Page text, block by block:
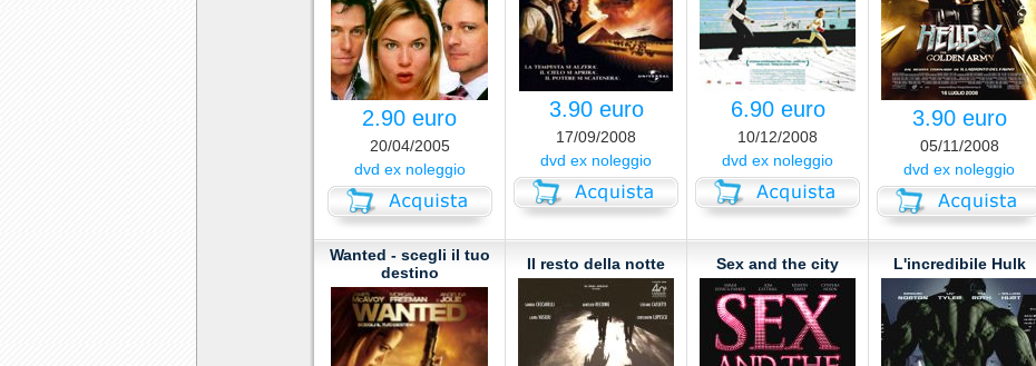
2.90 euro
20/04/2005
dvd ex noleggio
3.90 euro
17/09/2008
dvd ex noleggio
6.90 euro
10/12/2008
dvd ex noleggio
3.90 euro
05/11/2008
dvd ex noleggio
Wanted - scegli il tuo
destino
Il resto della notte Sex and the city L'incredibile Hulk